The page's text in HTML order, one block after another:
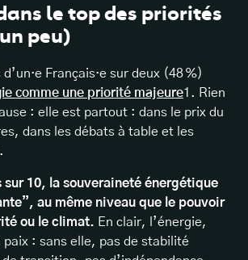
le top des priorités
peu)
Français·e sur deux (48 %)
comme une priorité majeure1. Rien
: elle est partout : dans le prix du
dans les débats à table et les
sur 10, la souveraineté énergétique
au même niveau que le pouvoir
ou le climat. En clair, l’énergie,
paix : sans elle, pas de stabilité